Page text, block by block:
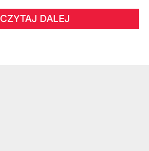
CZYTAJ DALEJ